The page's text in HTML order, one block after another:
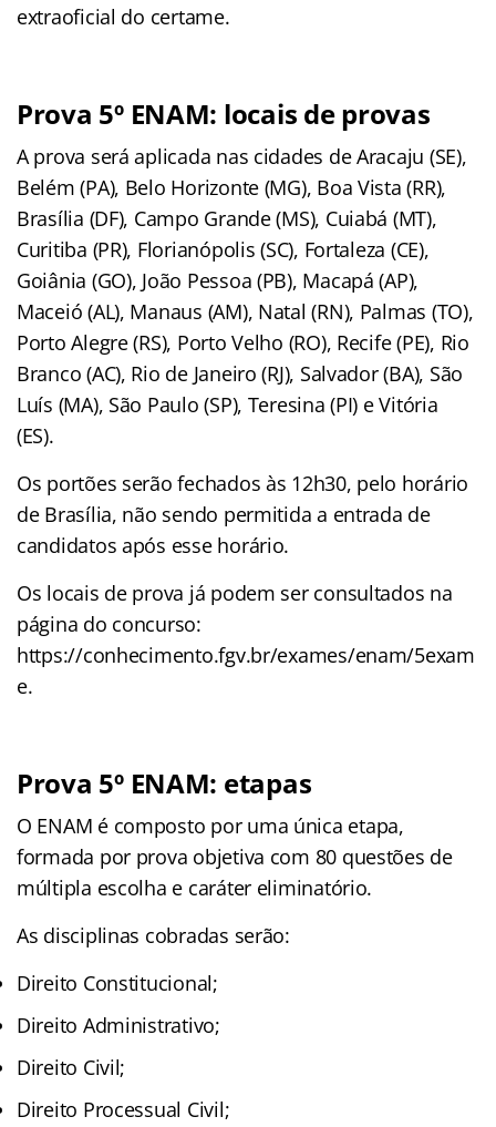
extraoficial do certame.
Prova 5º ENAM: locais de provas
A prova será aplicada nas cidades de Aracaju (SE),
Belém (PA), Belo Horizonte (MG), Boa Vista (RR),
Brasília (DF), Campo Grande (MS), Cuiabá (MT),
Curitiba (PR), Florianópolis (SC), Fortaleza (CE),
Goiânia (GO), João Pessoa (PB), Macapá (AP),
Maceió (AL), Manaus (AM), Natal (RN), Palmas (TO),
Porto Alegre (RS), Porto Velho (RO), Recife (PE), Rio
Branco (AC), Rio de Janeiro (RJ), Salvador (BA), São
Luís (MA), São Paulo (SP), Teresina (PI) e Vitória
(ES).
Os portões serão fechados às 12h30, pelo horário
de Brasília, não sendo permitida a entrada de
candidatos após esse horário.
Os locais de prova já podem ser consultados na
página do concurso:
https://conhecimento.fgv.br/exames/enam/5exam
e.
Prova 5º ENAM: etapas
O ENAM é composto por uma única etapa,
formada por prova objetiva com 80 questões de
múltipla escolha e caráter eliminatório.
As disciplinas cobradas serão:
Direito Constitucional;
Direito Administrativo;
Direito Civil;
Direito Processual Civil;